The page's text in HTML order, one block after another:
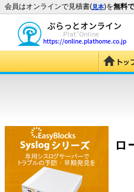
会員はオンラインで見積書(見本)を無料
ロ